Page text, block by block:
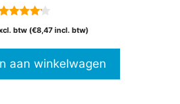
van 5
btw (€8,47incl. btw)
aan winkelwagen